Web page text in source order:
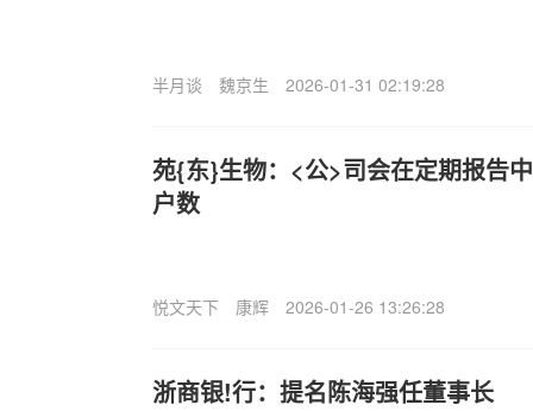
半月谈 魏京生 2026-01-31 02:19:28
苑{东}生物：<公>司会在定期报告
户数
悦文天下 康辉 2026-01-26 13:26:28
浙商银!行：提名陈海强任董事长